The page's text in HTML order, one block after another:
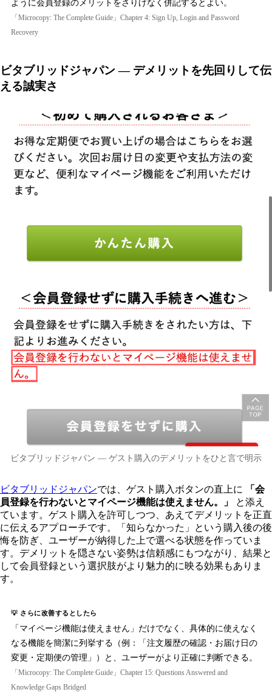
ように会員登録のメリットをさりげなく併記するとよい。
「Microcopy: The Complete Guide」Chapter 4: Sign Up, Login and Password
Recovery
ビタブリッドジャパン — デメリットを先回りして伝
える誠実さ
ビタブリッドジャパン — ゲスト購入のデメリットをひと言で明示
ビタブリッドジャパンでは、ゲスト購入ボタンの直上に
「会
員登録を行わないとマイページ機能は使えません。」
と添え
ています。ゲスト購入を許可しつつ、あえてデメリットを正直
に伝えるアプローチです。「知らなかった」という購入後の後
悔を防ぎ、ユーザーが納得した上で選べる状態を作っていま
す。デメリットを隠さない姿勢は信頼感にもつながり、結果と
して会員登録という選択肢がより魅力的に映る効果もありま
す。
💡 さらに改善するとしたら
「マイページ機能は使えません」だけでなく、具体的に使えなく
なる機能を簡潔に列挙する（例：「注文履歴の確認・お届け日の
変更・定期便の管理」）と、ユーザーがより正確に判断できる。
「Microcopy: The Complete Guide」Chapter 15: Questions Answered and
Knowledge Gaps Bridged